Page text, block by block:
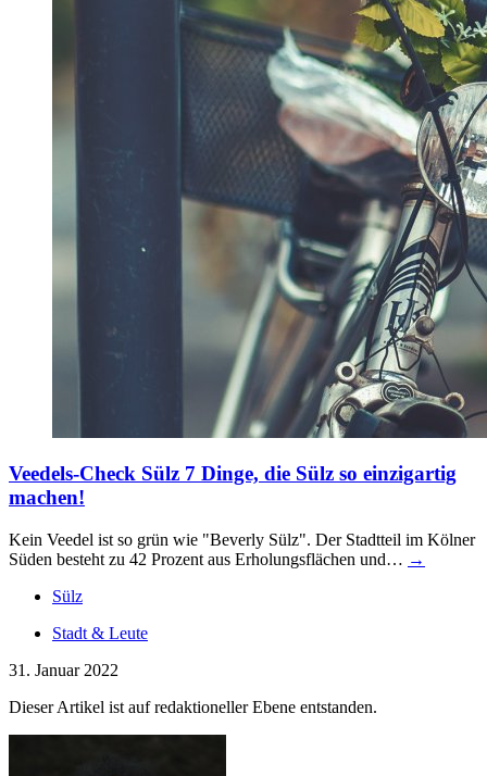
Veedels-Check Sülz 7 Dinge, die Sülz so einzigartig
machen!
Kein Veedel ist so grün wie "Beverly Sülz". Der Stadtteil im Kölner
Süden besteht zu 42 Prozent aus Erholungsflächen und… →
Sülz
Stadt & Leute
31. Januar 2022
Dieser Artikel ist auf redaktioneller Ebene entstanden.